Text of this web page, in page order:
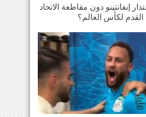
إنفانتينو دون مقاطعة الاتحاد
القدم لكأس العالم؟